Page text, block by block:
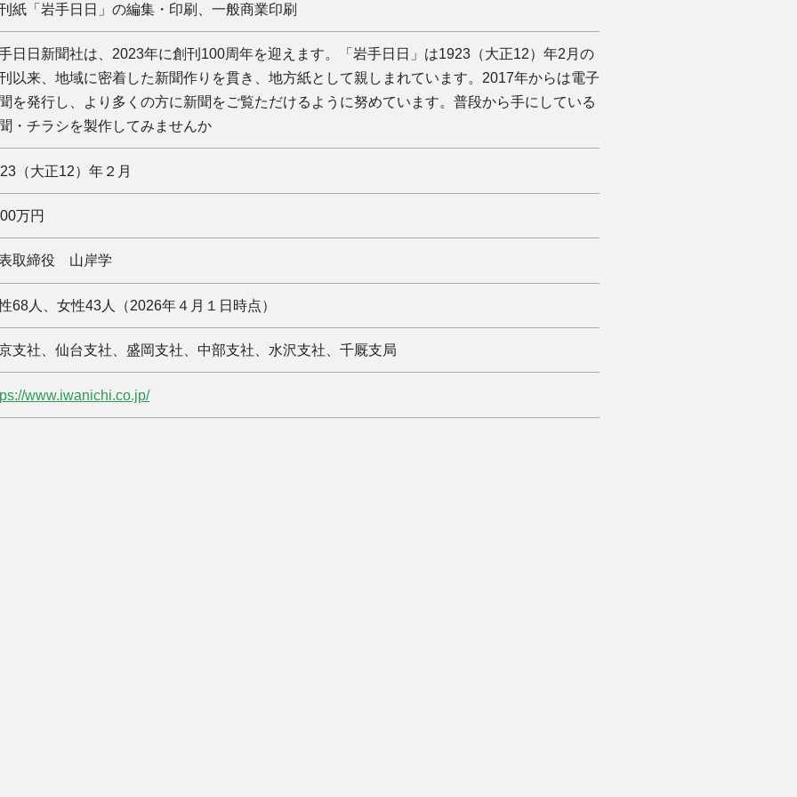
紙「岩手日日」の編集・印刷、一般商業印刷
日日新聞社は、2023年に創刊100周年を迎えます。「岩手日日」は1923（大正12）年2月の
以来、地域に密着した新聞作りを貫き、地方紙として親しまれています。2017年からは電子
を発行し、より多くの方に新聞をご覧ただけるように努めています。普段から手にしている
・チラシを製作してみませんか
（大正12）年２月
万円
取締役 山岸学
68人、女性43人（2026年４月１日時点）
支社、仙台支社、盛岡支社、中部支社、水沢支社、千厩支局
www.iwanichi.co.jp/